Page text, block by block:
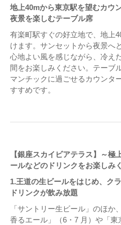
地上40mから東京駅を望むカウ
夜景を楽しむテーブル席
有楽町駅すぐの好立地で、地上
けます。サンセットから夜景へ
心地よい風を感じながら、冷え
間をお楽しみください。テーブ
マンチックに過ごせるカウンタ
すすめです。
【銀座スカイビアテラス】～
ールなどのドリンクをお楽しみ
1.王道の生ビールをはじめ、ク
ドリンクが飲み放題
「サントリー生ビール」のほか
香るエール」（6・7 月）や「東